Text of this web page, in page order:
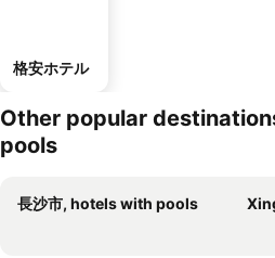
格安ホテル
Other popular
pools
長沙市, hotels with pools